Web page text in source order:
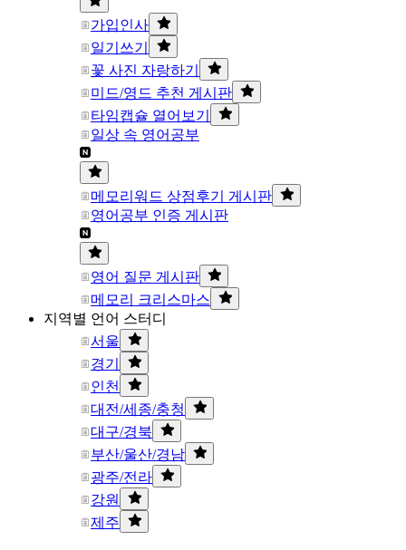
가입인사
일기쓰기
꽃 사진 자랑하기
미드/영드 추천 게시판
타임캡슐 열어보기
일상 속 영어공부
메모리워드 상점후기 게시판
영어공부 인증 게시판
영어 질문 게시판
메모리 크리스마스
지역별 언어 스터디
서울
경기
인천
대전/세종/충청
대구/경북
부산/울산/경남
광주/전라
강원
제주